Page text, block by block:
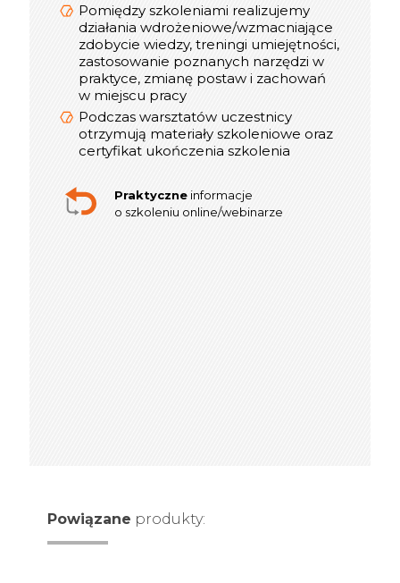
Pomiędzy szkoleniami realizujemy
działania wdrożeniowe/wzmacniające
zdobycie wiedzy, treningi umiejętności,
zastosowanie poznanych narzędzi w
praktyce, zmianę postaw i zachowań
w miejscu pracy
Podczas warsztatów uczestnicy
otrzymują materiały szkoleniowe oraz
certyfikat ukończenia szkolenia
Praktyczne informacje
o szkoleniu online/webinarze
Praktyczne
informacje
o szkoleniu stacjonarnym
Powiązane produkty: